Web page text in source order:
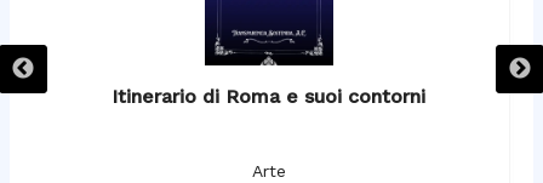
Itinerario di Roma e suoi contorni
Arte